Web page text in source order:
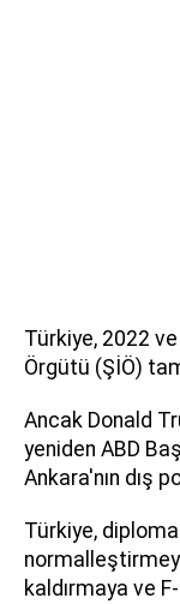
Türkiye, 2022
Örgütü (ŞİÖ)
Ancak Donald
yeniden ABD
Ankara'nın dış
Türkiye,
kaldırmaya ve